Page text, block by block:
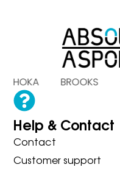
HOKA BROOKS
Help & Contact
Contact
Customer support